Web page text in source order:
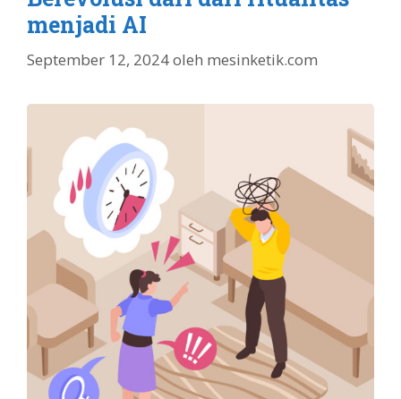
menjadi AI
September 12, 2024oleh mesinketik.com